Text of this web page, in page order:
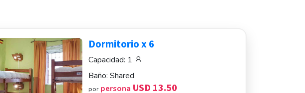
Dormitorio x 6
Capacidad: 1
Baño: Shared
por persona USD 13.50